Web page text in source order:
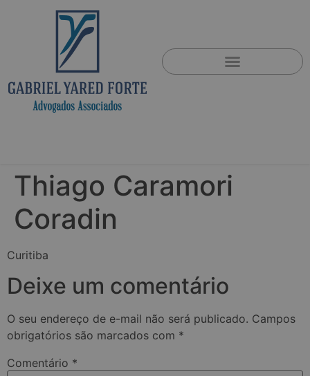
Thiago Caramori
Coradin
Curitiba
Deixe um comentário
O seu endereço de e-mail não será publicado. Campos
obrigatórios são marcados com *
Comentário *